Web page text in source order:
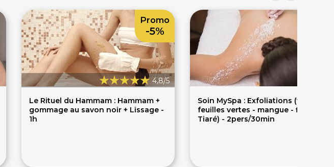
4,8/5
Le Rituel du Hammam : Hammam +
gommage au savon noir + Lissage -
1h
Promo
-5%
Soin MySpa : Exfoliations (vanille -
feuilles vertes - mangue - fleur de
Tiaré) - 2pers/30min